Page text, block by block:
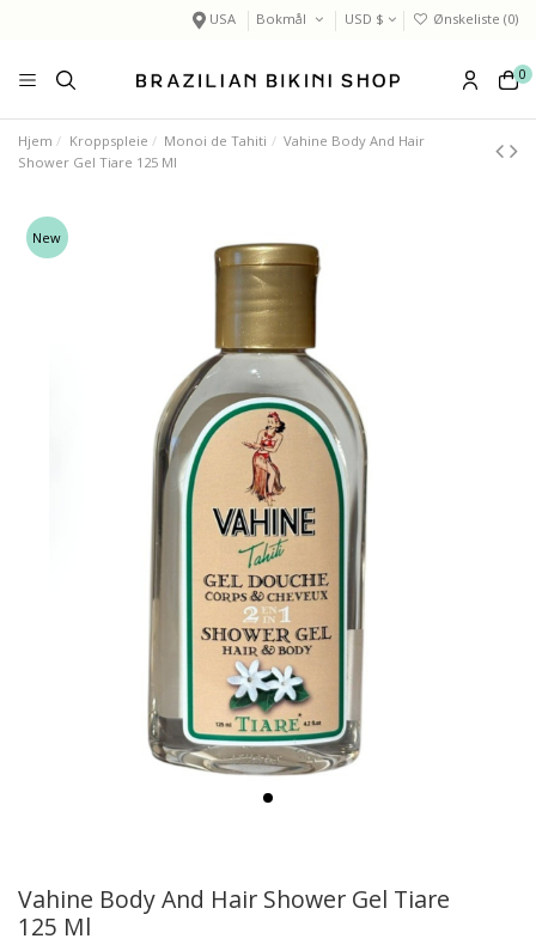
USA Bokmål USD $ Ønskeliste (0)
0
Hjem Kroppspleie Monoi de Tahiti
Vahine Body And Hair
Shower Gel Tiare 125 Ml
New
Vahine Body And Hair Shower Gel Tiare
125 Ml